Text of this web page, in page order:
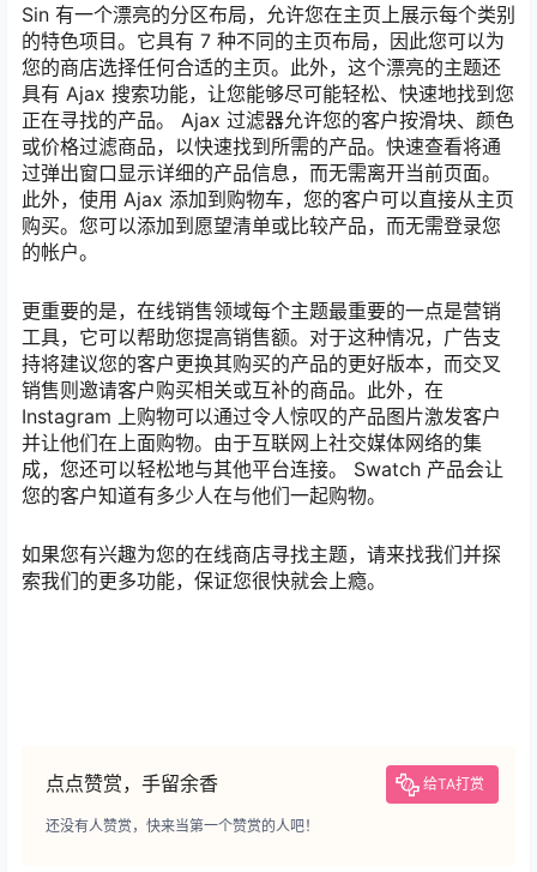
Sin 有一个漂亮的分区布局，允许您在主页上展示每个类别
的特色项目。它具有 7 种不同的主页布局，因此您可以为
您的商店选择任何合适的主页。此外，这个漂亮的主题还
具有 Ajax 搜索功能，让您能够尽可能轻松、快速地找到您
正在寻找的产品。 Ajax 过滤器允许您的客户按滑块、颜色
或价格过滤商品，以快速找到所需的产品。快速查看将通
过弹出窗口显示详细的产品信息，而无需离开当前页面。
此外，使用 Ajax 添加到购物车，您的客户可以直接从主页
购买。您可以添加到愿望清单或比较产品，而无需登录您
的帐户。
更重要的是，在线销售领域每个主题最重要的一点是营销
工具，它可以帮助您提高销售额。对于这种情况，广告支
持将建议您的客户更换其购买的产品的更好版本，而交叉
销售则邀请客户购买相关或互补的商品。此外，在
Instagram 上购物可以通过令人惊叹的产品图片激发客户
并让他们在上面购物。由于互联网上社交媒体网络的集
成，您还可以轻松地与其他平台连接。 Swatch 产品会让
您的客户知道有多少人在与他们一起购物。
如果您有兴趣为您的在线商店寻找主题，请来找我们并探
索我们的更多功能，保证您很快就会上瘾。
点点赞赏，手留余香 给TA打赏
还没有人赞赏，快来当第一个赞赏的人吧！